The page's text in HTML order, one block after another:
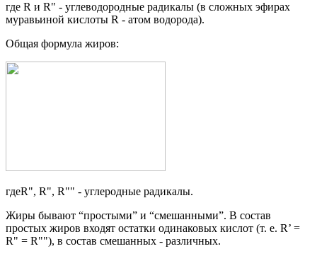
где R и R" - углеводородные радикалы (в сложных эфиpax
муравьиной кислоты R - атом водорода).
Общая формула жиров:
гдеR", R", R"" - углеродные радикалы.
Жиры бывают “простыми” и “смешанными”. В состав
простых жиров входят остатки одинаковых кислот (т. е. R’ =
R" = R""), в состав смешанных - различных.